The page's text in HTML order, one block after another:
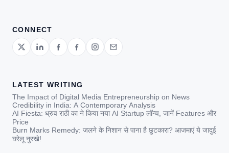
CONNECT
LATEST WRITING
The Impact of Digital Media Entrepreneurship on News
Credibility in India: A Contemporary Analysis
AI Fiesta: ध्रुव राठी का ने किया नया AI Startup लॉन्च, जानें Features और
Price
Burn Marks Remedy: जलने के निशान से पाना है छुटकारा? आजमाएं ये जादुई
घरेलू नुस्खे!